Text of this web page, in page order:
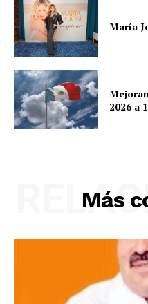
María
2026 a
Más